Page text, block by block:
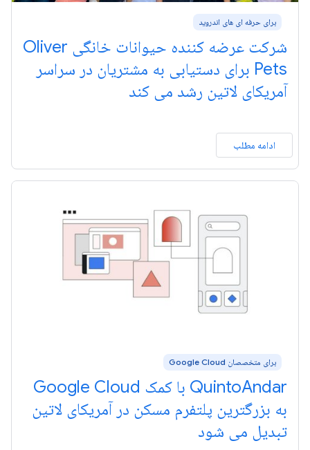
برای حرفه ای های اندروید
شرکت عرضه کننده حیوانات خانگی Oliver
Pets برای دستیابی به مشتریان در سراسر
آمریکای لاتین رشد می کند
ادامه مطلب
برای متخصصان Google Cloud
QuintoAndar با کمک Google Cloud
به بزرگترین پلتفرم مسکن در آمریکای لاتین
تبدیل می شود